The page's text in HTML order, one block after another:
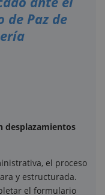
de Paz de
desplazamientos
el proceso
y estructurada.
el formulario